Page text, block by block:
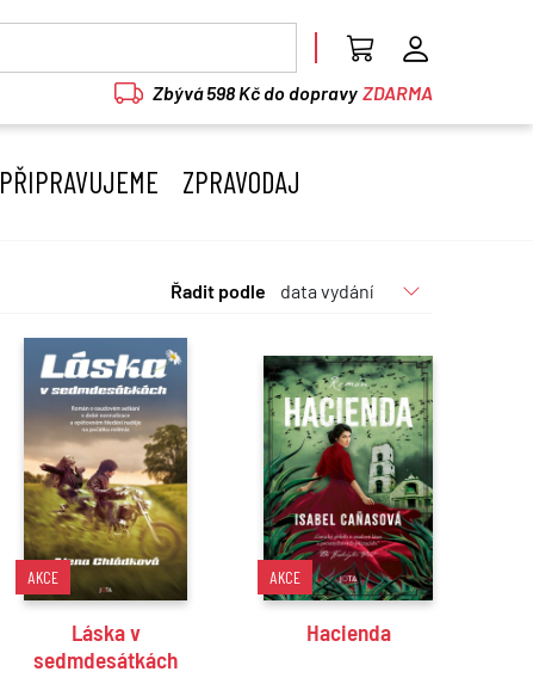
Zbývá 598 Kč do dopravy ZDARMA
PŘIPRAVUJEME ZPRAVODAJ
Řadit podle
AKCE
Láska v
sedmdesátkách
AKCE
Hacienda